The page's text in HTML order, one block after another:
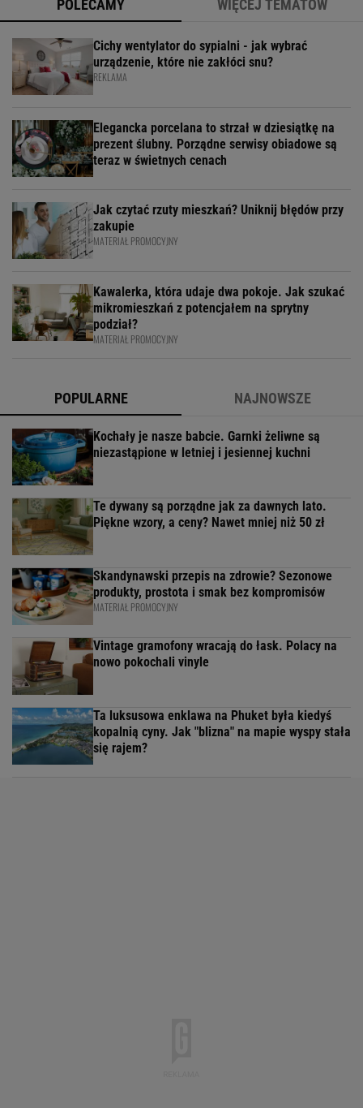
POLECAMY WIĘCEJ TEMATÓW
Cichy wentylator do sypialni - jak wybrać
urządzenie, które nie zakłóci snu?
REKLAMA
Elegancka porcelana to strzał w dziesiątkę na
prezent ślubny. Porządne serwisy obiadowe są
teraz w świetnych cenach
Jak czytać rzuty mieszkań? Uniknij błędów przy
zakupie
MATERIAŁ PROMOCYJNY
Kawalerka, która udaje dwa pokoje. Jak szukać
mikromieszkań z potencjałem na sprytny
podział?
MATERIAŁ PROMOCYJNY
POPULARNE NAJNOWSZE
Kochały je nasze babcie. Garnki żeliwne są
niezastąpione w letniej i jesiennej kuchni
Te dywany są porządne jak za dawnych lato.
Piękne wzory, a ceny? Nawet mniej niż 50 zł
Skandynawski przepis na zdrowie? Sezonowe
produkty, prostota i smak bez kompromisów
MATERIAŁ PROMOCYJNY
Vintage gramofony wracają do łask. Polacy na
nowo pokochali vinyle
Ta luksusowa enklawa na Phuket była kiedyś
kopalnią cyny. Jak "blizna" na mapie wyspy stała
się rajem?